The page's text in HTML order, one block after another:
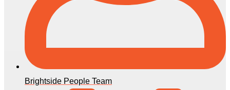
Brightside People Team